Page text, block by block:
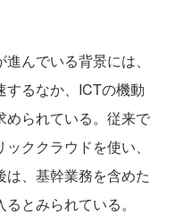
んでいる背景には、
するなか、ICTの機動
められている。従来で
ククラウドを使い、
、基幹業務を含めた
とみられている。